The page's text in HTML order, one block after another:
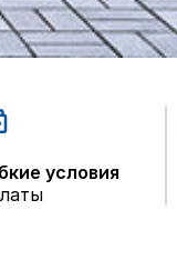
условия